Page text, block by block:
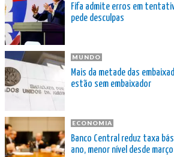
Fifa admite erros em
pede desculpas
MUNDO
Mais da metade das
estão sem embaixador
ECONOMIA
Banco Central reduz taxa
ano, menor nível desde